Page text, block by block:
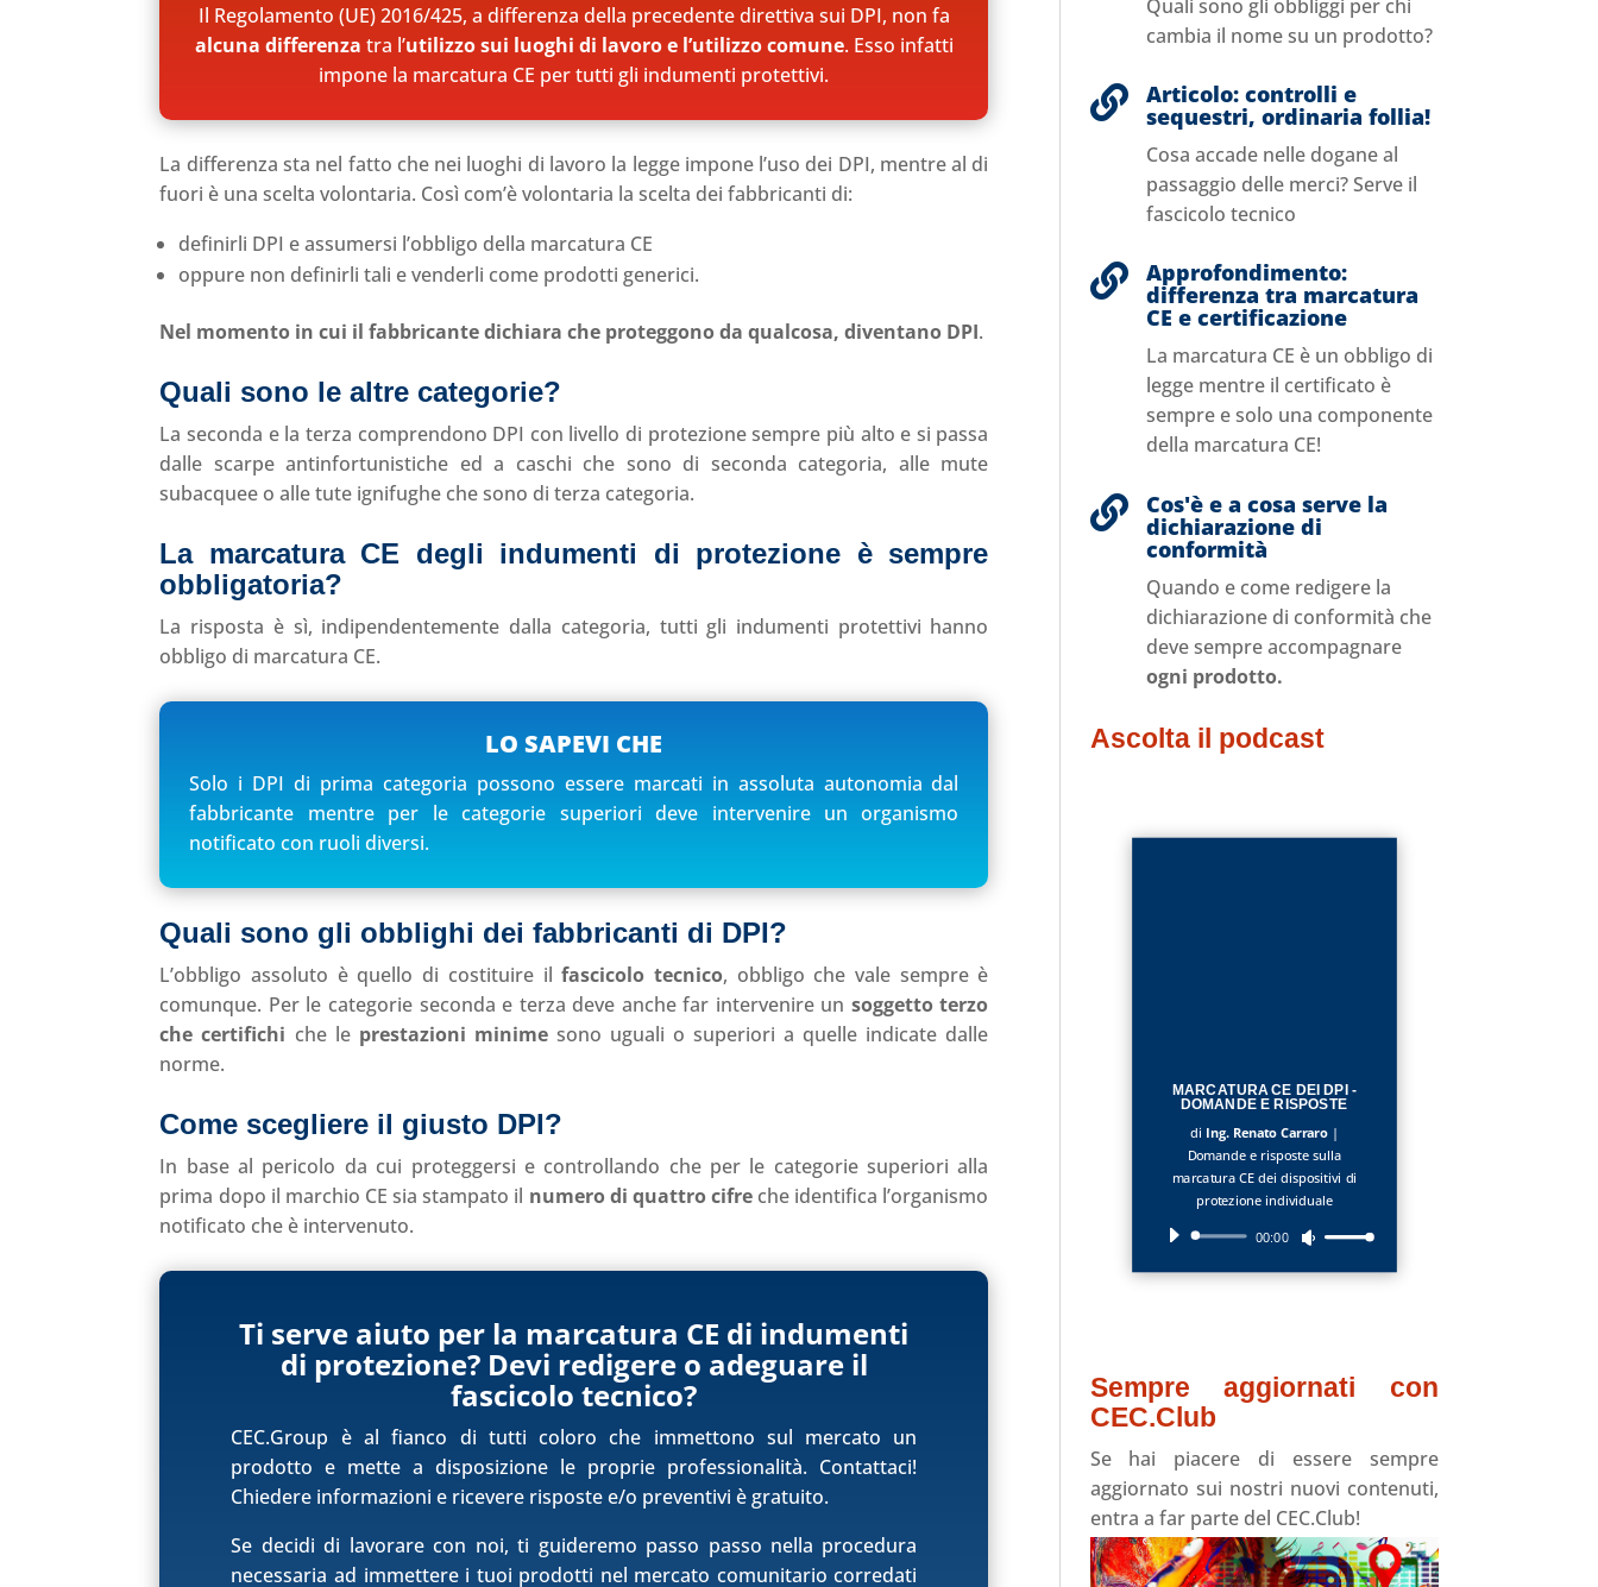
Il Regolamento (UE) 2016/425, a differenza della precedente direttiva sui DPI, non fa
alcuna differenza tra l’utilizzo sui luoghi di lavoro e l’utilizzo comune. Esso infatti
impone la marcatura CE per tutti gli indumenti protettivi.
La differenza sta nel fatto che nei luoghi di lavoro la legge impone l’uso dei DPI, mentre al di
fuori è una scelta volontaria. Così com’è volontaria la scelta dei fabbricanti di:
definirli DPI e assumersi l’obbligo della marcatura CE
oppure non definirli tali e venderli come prodotti generici.
Nel momento in cui il fabbricante dichiara che proteggono da qualcosa, diventano DPI.
Quali sono le altre categorie?
La seconda e la terza comprendono DPI con livello di protezione sempre più alto e si passa
dalle scarpe antinfortunistiche ed a caschi che sono di seconda categoria, alle mute
subacquee o alle tute ignifughe che sono di terza categoria.
La marcatura CE degli indumenti di protezione è sempre
obbligatoria?
La risposta è sì, indipendentemente dalla categoria, tutti gli indumenti protettivi hanno
obbligo di marcatura CE.
LO SAPEVI CHE
Solo i DPI di prima categoria possono essere marcati in assoluta autonomia dal
fabbricante mentre per le categorie superiori deve intervenire un organismo
notificato con ruoli diversi.
Quali sono gli obblighi dei fabbricanti di DPI?
L’obbligo assoluto è quello di costituire ilfascicolo tecnico, obbligo che vale sempre è
comunque. Per le categorie seconda e terza deve anche far intervenire un soggetto terzo
che certifichi che le prestazioni minimesono uguali o superiori a quelle indicate dalle
norme.
Come scegliere il giusto DPI?
In base al pericolo da cui proteggersi e controllando che per le categorie superiori alla
prima dopo il marchio CE sia stampato il numero di quattro cifre che identifica l’organismo
notificato che è intervenuto.
Ti serve aiuto per la marcatura CE di indumenti
di protezione? Devi redigere o adeguare il
fascicolo tecnico?
CEC.Group è al fianco di tutti coloro che immettono sul mercato un
prodotto e mette a disposizione le proprie professionalità. Contattaci!
Chiedere informazioni e ricevere risposte e/o preventivi è gratuito.
Se decidi di lavorare con noi, ti guideremo passo passo nella procedura
necessaria ad immettere i tuoi prodotti nel mercato comunitario corredati
Quali sono gli obbliggi per chi
cambia il nome su un prodotto?
 Articolo: controlli e
sequestri, ordinaria follia!
Cosa accade nelle dogane al
passaggio delle merci? Serve il
fascicolo tecnico
 Approfondimento:
differenza tra marcatura
CE e certificazione
La marcatura CE è un obbligo di
legge mentre il certificato è
sempre e solo una componente
della marcatura CE!
 Cos'è e a cosa serve la
dichiarazione di
conformità
Quando e come redigere la
dichiarazione di conformità che
deve sempre accompagnare
ogni prodotto.
Ascolta il podcast
MARCATURA CE DEI DPI -
DOMANDE E RISPOSTE
di Ing. Renato Carraro|
Domande e risposte sulla
marcatura CE dei dispositivi di
protezione individuale
Audio
00:00
Usa
o
volume.
Sempre aggiornati con
CEC.Club
Se hai piacere di essere sempre
aggiornato sui nostri nuovi contenuti,
entra a far parte del CEC.Club!